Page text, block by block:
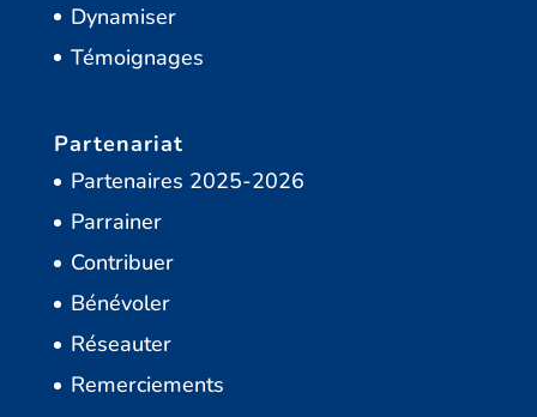
Dynamiser
Témoignages
Partenariat
Partenaires 2025-2026
Parrainer
Contribuer
Bénévoler
Réseauter
Remerciements